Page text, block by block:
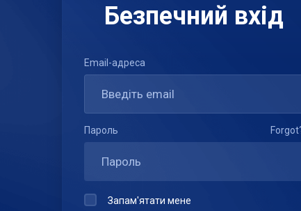
Безпечний вхід
Email-адреса
Пароль
Запам'ятати мене